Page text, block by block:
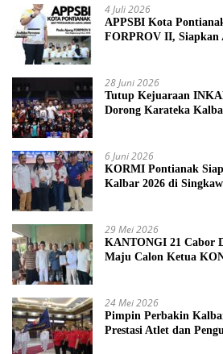
4 Juli 2026
APPSBI Kota
FORPROV II,
28 Juni 2026
Tutup Kejuaraan
Dorong Karateka
6 Juni 2026
KORMI Pontianak
Kalbar 2026 di
29 Mei 2026
KANTONGI 21 Cabor
Maju Calon Ketua
24 Mei 2026
Pimpin Perbakin
Prestasi Atlet dan